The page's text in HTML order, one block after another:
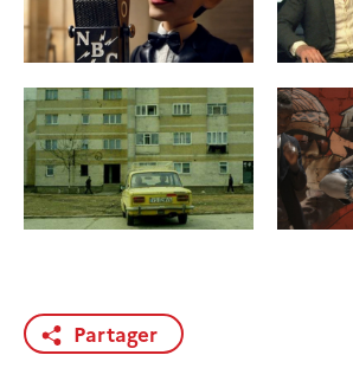
Partager